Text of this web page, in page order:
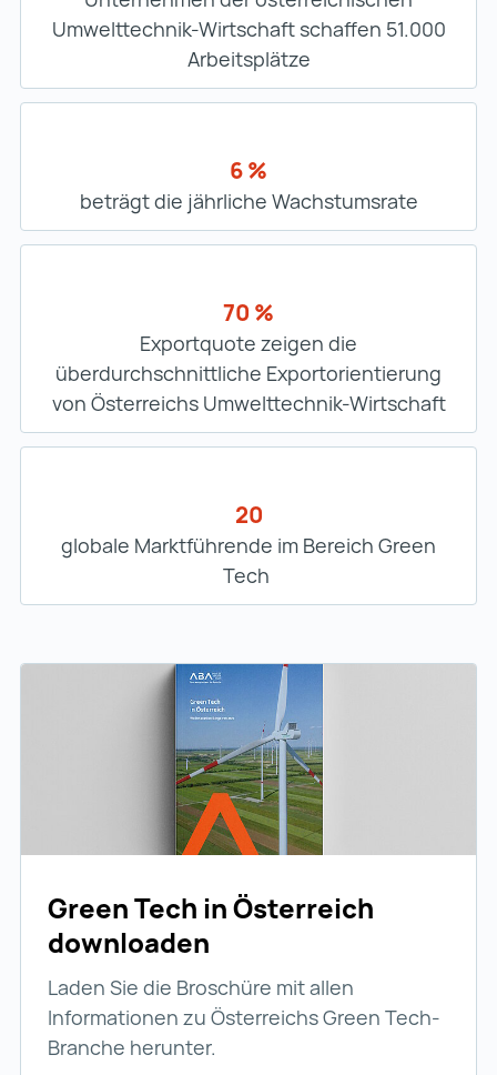
Umwelttechnik-Wirtschaft schaffen 51.000
Arbeitsplätze
6 %
beträgt die jährliche Wachstumsrate
70 %
Exportquote zeigen die
überdurchschnittliche Exportorientierung
von Österreichs Umwelttechnik-Wirtschaft
20
globale Marktführende im Bereich Green
Tech ​
Green Tech in Österreich
downloaden
Laden Sie die Broschüre mit allen
Informationen zu Österreichs Green Tech-
Branche herunter.